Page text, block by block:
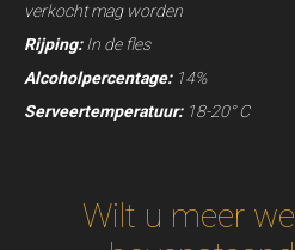
verkocht mag worden
Rijping:In de fles
Alcoholpercentage:14%
Serveertemperatuur:18-20° C
Wilt u meer